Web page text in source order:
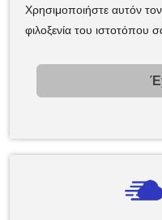
Χρησιμοποιήστε αυτόν
φιλοξενία του ιστοτόπου